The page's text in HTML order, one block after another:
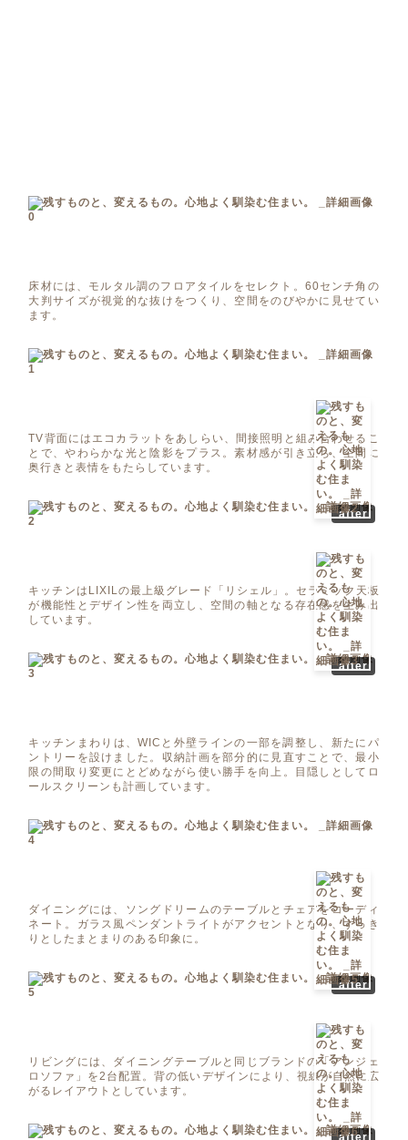
床材には、モルタル調のフロアタイルをセレクト。60センチ角の
大判サイズが視覚的な抜けをつくり、空間をのびやかに見せてい
ます。
TV背面にはエコカラットをあしらい、間接照明と組み合わせるこ
とで、やわらかな光と陰影をプラス。素材感が引き立ち、空間に
奥行きと表情をもたらしています。
after
キッチンはLIXILの最上級グレード「リシェル」。セラミック天板
が機能性とデザイン性を両立し、空間の軸となる存在感を生み出
しています。
after
キッチンまわりは、WICと外壁ラインの一部を調整し、新たにパ
ントリーを設けました。収納計画を部分的に見直すことで、最小
限の間取り変更にとどめながら使い勝手を向上。目隠しとしてロ
ールスクリーンも計画しています。
ダイニングには、ソングドリームのテーブルとチェアをコーディ
ネート。ガラス風ペンダントライトがアクセントとなり、すっき
りとしたまとまりのある印象に。
after
リビングには、ダイニングテーブルと同じブランドの「アンジェ
ロソファ」を2台配置。背の低いデザインにより、視線が自然に広
がるレイアウトとしています。